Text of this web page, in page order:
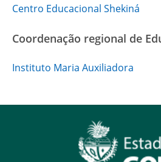
Centro Educacional Shekiná
Coordenação regional de
Instituto Maria Auxiliadora